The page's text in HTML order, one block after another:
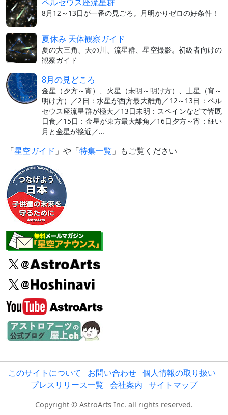
8月12～13日が一番の見ごろ。月明かりゼロの好条件！
夏休み 天体観察ガイド
夏の大三角、天の川、流星群、星空撮影。初級者向けの
観察ガイド
8月の見どころ
金星（夕方～宵）、火星（未明～明け方）、土星（宵～
明け方）／2日：水星が西方最大離角／12～13日：ペル
セウス座流星群が極大／13日未明：スペインなどで皆既
日食／15日：金星が東方最大離角／16日夕方～宵：細い
月と金星が接近／…
「星空ガイド 」や「特集一覧 」もご覧ください
このサイトについて お問い合わせ 個人情報の取り扱い
プレスリリース一覧 会社案内 サイトマップ
Copyright © AstroArts Inc. all rights reserved.